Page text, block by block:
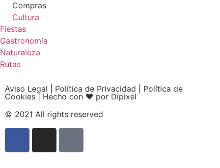
Compras
Cultura
Fiestas
Gastronomía
Naturaleza
Rutas
Aviso Legal Política de Privacidad
Política de
Cookies | Hecho con ❤ por Dipixel
© 2021 All rights reserved